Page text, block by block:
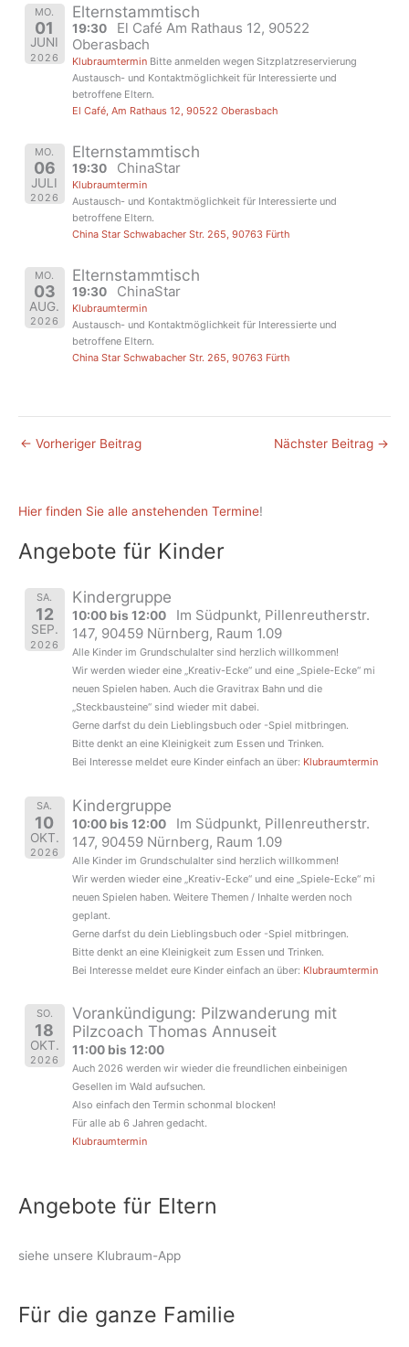
MO.
01
JUNI
2026
Elternstammtisch
19:30
El Café Am Rathaus 12, 90522
Oberasbach
KlubraumterminBitte anmelden wegen Sitzplatzreservierung
Austausch- und Kontaktmöglichkeit für Interessierte und
betroffene Eltern.
El Café, Am Rathaus 12, 90522 Oberasbach
MO.
06
JULI
2026
Elternstammtisch
19:30 ChinaStar
Klubraumtermin
Austausch- und Kontaktmöglichkeit für Interessierte und
betroffene Eltern.
China Star Schwabacher Str. 265, 90763 Fürth
MO.
03
AUG.
2026
Elternstammtisch
19:30 ChinaStar
Klubraumtermin
Austausch- und Kontaktmöglichkeit für Interessierte und
betroffene Eltern.
China Star Schwabacher Str. 265, 90763 Fürth
← Vorheriger Beitrag Nächster Beitrag →
Hier finden Sie alle anstehenden Termine!
Angebote für Kinder
SA.
12
SEP.
2026
Kindergruppe
10:00 bis 12:00
Im Südpunkt, Pillenreutherstr.
147, 90459 Nürnberg, Raum 1.09
Alle Kinder im Grundschulalter sind herzlich willkommen!
Wir werden wieder eine „Kreativ-Ecke“ und eine „Spiele-Ecke“ mi
neuen Spielen haben. Auch die Gravitrax Bahn und die
„Steckbausteine“ sind wieder mit dabei.
Gerne darfst du dein Lieblingsbuch oder -Spiel mitbringen.
Bitte denkt an eine Kleinigkeit zum Essen und Trinken.
Bei Interesse meldet eure Kinder einfach an über: Klubraumtermin
SA.
10
OKT.
2026
Kindergruppe
10:00 bis 12:00
Im Südpunkt, Pillenreutherstr.
147, 90459 Nürnberg, Raum 1.09
Alle Kinder im Grundschulalter sind herzlich willkommen!
Wir werden wieder eine „Kreativ-Ecke“ und eine „Spiele-Ecke“ mi
neuen Spielen haben. Weitere Themen / Inhalte werden noch
geplant.
Gerne darfst du dein Lieblingsbuch oder -Spiel mitbringen.
Bitte denkt an eine Kleinigkeit zum Essen und Trinken.
Bei Interesse meldet eure Kinder einfach an über: Klubraumtermin
SO.
18
OKT.
2026
Vorankündigung: Pilzwanderung mit
Pilzcoach Thomas Annuseit
11:00 bis 12:00
Auch 2026 werden wir wieder die freundlichen einbeinigen
Gesellen im Wald aufsuchen.
Also einfach den Termin schonmal blocken!
Für alle ab 6 Jahren gedacht.
Klubraumtermin
Angebote für Eltern
siehe unsere Klubraum-App
Für die ganze Familie